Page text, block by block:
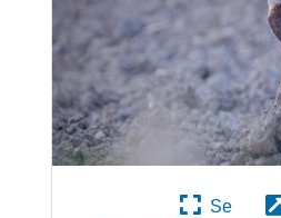
Se